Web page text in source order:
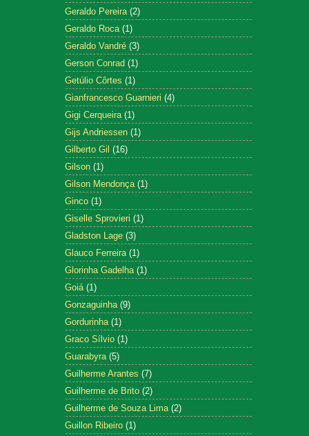
Geraldo Pereira (2)
Geraldo Roca (1)
Geraldo Vandré (3)
Gerson Conrad (1)
Getúlio Côrtes (1)
Gianfrancesco Guarnieri (4)
Gigi Cerqueira (1)
Gijs Andriessen (1)
Gilberto Gil (16)
Gilson (1)
Gilson Mendonça (1)
Ginco (1)
Giselle Sprovieri (1)
Gladston Lage (3)
Glauco Ferreira (1)
Glorinha Gadelha (1)
Goiá (1)
Gonzaguinha (9)
Gordurinha (1)
Graco Sílvio (1)
Guarabyra (5)
Guilherme Arantes (7)
Guilherme de Brito (2)
Guilherme de Souza Lima (2)
Guillon Ribeiro (1)